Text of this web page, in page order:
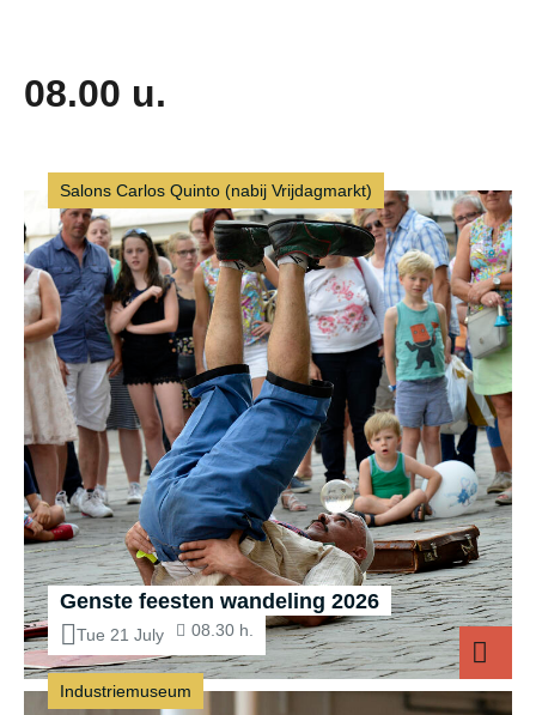
08.00 u.
Genste feesten wandeling 2026
Tue 21 July 08.30 h.
Salons Carlos Quinto (nabij Vrijdagmarkt)
Industriemuseum